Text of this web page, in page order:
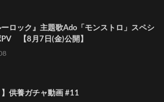
ロック』主題歌Ado「モンストロ」スペシ
PV 【8月7日(金)公開】
】供養ガチャ動画 #11